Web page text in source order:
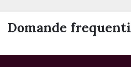
Domande frequenti